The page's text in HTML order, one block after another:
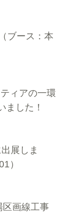
ブース：本
ィアの一環
ました！
展しま
）
区画線工事